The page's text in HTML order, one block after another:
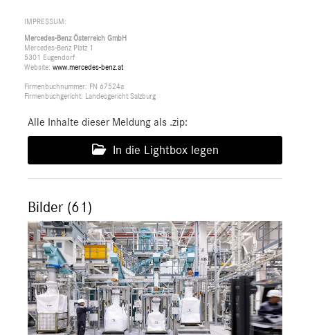
IMPRESSUM:
Mercedes-Benz Österreich GmbH
Mercedes-Benz Platz 1
5301 Eugendorf
Website: www.mercedes-benz.at
Firmenbuchnummer: FN 67524a
Firmenbuchgericht: Landesgericht Salzburg
Alle Inhalte dieser Meldung als .zip:
In die Lightbox legen
Bilder (61)